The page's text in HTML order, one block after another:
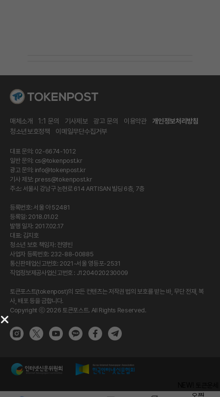
오픈!
매체소개 1:1 문의 기사제보 광고 문의 이용약관
개인정보처리방침
청소년보호정책
이메일무단수집거부
대표 문의: 02-6674-1012
일반 문의: cs@tokenpost.kr
광고 문의: info@tokenpost.kr
기사 제보: press@tokenpost.kr
주소: 서울시 강남구 논현로 614 ARTISAN 빌딩 6층, 7층
등록번호: 서울 아 52481
등록일: 2018.01.02
발행 일자: 2017.02.17
대표: 김지호
청소년 보호 책임자: 전영빈
사업자 등록번호: 232-88-00885
통신판매업신고번호: 2021-서울 영등포-2531
직업정보제공사업신고번호 : J1204020230009
토큰포스트(tokenpost)의 모든 컨텐츠는 저작권 법의 보호를 받는 바, 무단 전재, 복
사, 배포 등을 금합니다.
Copyright ⓒ 2026 토큰포스트. All Rights Reserved.